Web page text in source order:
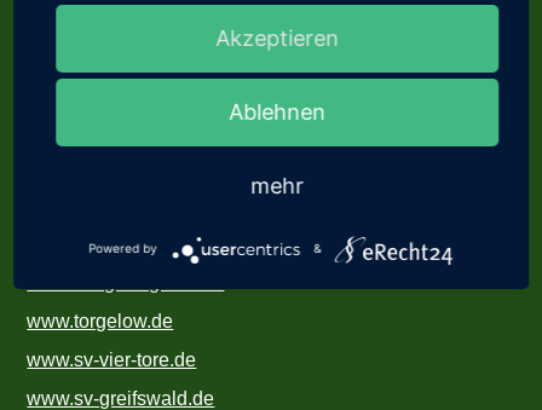
Datenschutz
www.schuetzenbund.de
www.torgelow.de
www.sv-vier-tore.de
www.sv-greifswald.de
Akzeptieren
Ablehnen
mehr
Powered by &